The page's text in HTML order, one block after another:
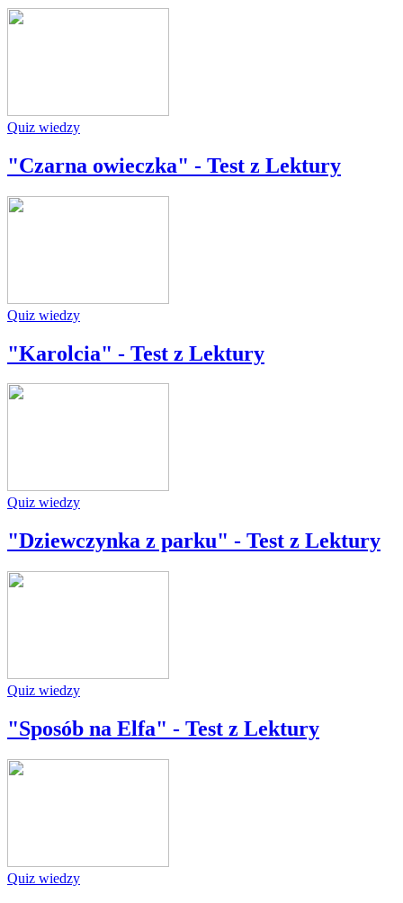
Quiz wiedzy
"Czarna owieczka" - Test z Lektury
Quiz wiedzy
"Karolcia" - Test z Lektury
Quiz wiedzy
"Dziewczynka z parku" - Test z Lektury
Quiz wiedzy
"Sposób na Elfa" - Test z Lektury
Quiz wiedzy